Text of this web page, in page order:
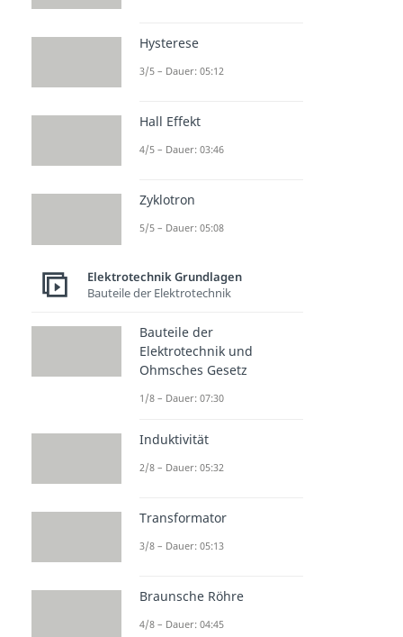
Hysterese
3/5 – Dauer: 05:12
Hall Effekt
4/5 – Dauer: 03:46
Zyklotron
5/5 – Dauer: 05:08
Elektrotechnik Grundlagen
Bauteile der Elektrotechnik
Bauteile der
Elektrotechnik und
Ohmsches Gesetz
1/8 – Dauer: 07:30
Induktivität
2/8 – Dauer: 05:32
Transformator
3/8 – Dauer: 05:13
Braunsche Röhre
4/8 – Dauer: 04:45